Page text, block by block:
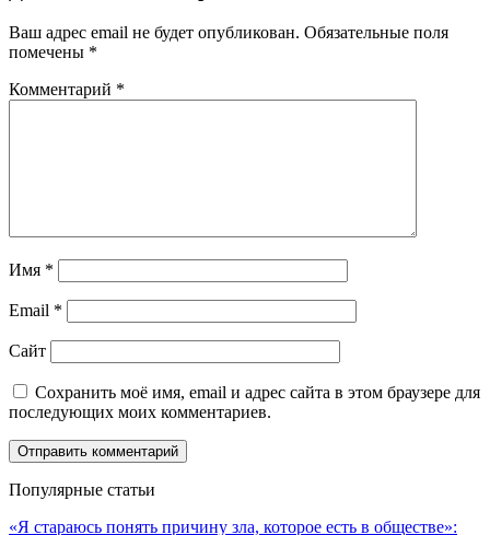
Ваш адрес email не будет опубликован. Обязательные поля
помечены *
Комментарий *
Имя *
Email *
Сайт
Сохранить моё имя, email и адрес сайта в этом браузере для
последующих моих комментариев.
Популярные статьи
«Я стараюсь понять причину зла, которое есть в обществе»: